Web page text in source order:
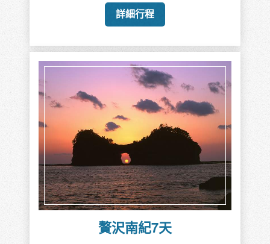
詳細行程
贅沢南紀7天